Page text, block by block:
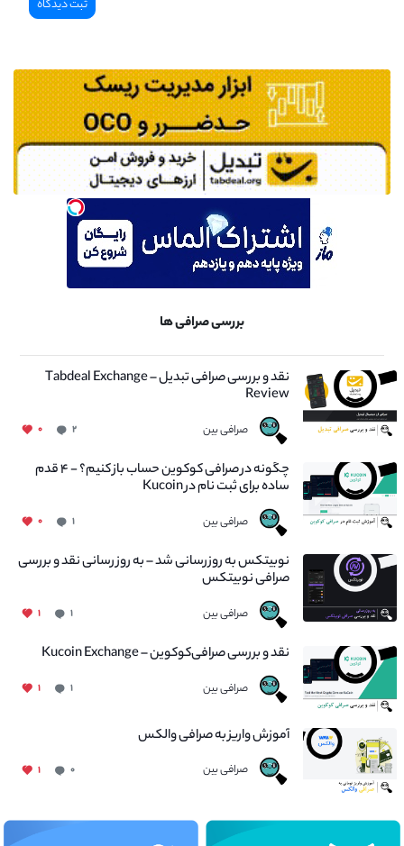
بررسی صرافی ها
نقد و بررسی صرافی تبدیل – Tabdeal Exchange
Review
صرافی بین ۲ ۰
چگونه در صرافی کوکوین حساب باز کنیم؟ - ۴ قدم
ساده برای ثبت نام در Kucoin
صرافی بین ۱ ۰
نوبیتکس به روزرسانی شد – به روز رسانی نقد و بررسی
صرافی نوبیتکس
صرافی بین ۱ ۱
نقد و بررسی صرافی‌کوکوین – Kucoin Exchange
صرافی بین ۱ ۱
آموزش واریز به صرافی والکس
صرافی بین ۰ ۱